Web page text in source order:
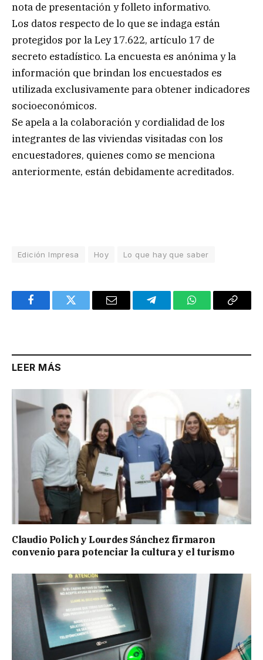
nota de presentación y folleto informativo.
Los datos respecto de lo que se indaga están
protegidos por la Ley 17.622, artículo 17 de
secreto estadístico. La encuesta es anónima y la
información que brindan los encuestados es
utilizada exclusivamente para obtener indicadores
socioeconómicos.
Se apela a la colaboración y cordialidad de los
integrantes de las viviendas visitadas con los
encuestadores, quienes como se menciona
anteriormente, están debidamente acreditados.
Edición Impresa Hoy Lo que hay que saber
FacebookTwitter Email TelegramWhatsAppCopy
LEER MÁS
Claudio Polich y Lourdes Sánchez firmaron
convenio para potenciar la cultura y el turismo